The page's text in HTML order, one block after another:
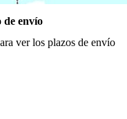
de envío
ver los plazos de envío